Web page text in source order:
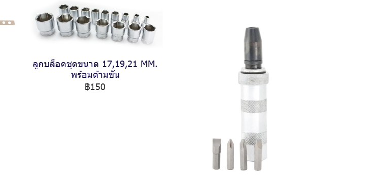
ลูกบล็อคชุดขนาด 17,19,21 MM.
พร้อมด้ามขัน
฿150